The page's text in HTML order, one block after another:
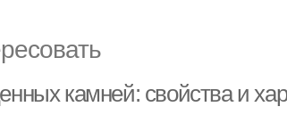
камней: свойства и